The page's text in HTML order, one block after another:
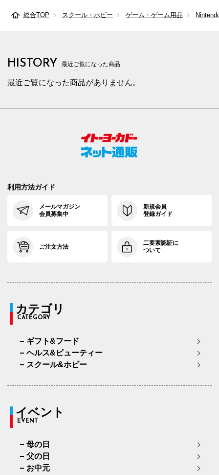
総合TOP スクール・ホビー ゲーム・ゲーム用品
HISTORY 最近ご覧になった商品
最近ご覧になった商品がありません。
利用方法ガイド
メールマガジン
会員募集中
新規会員
登録ガイド
ご注文方法
二要素認証に
ついて
カテゴリ
CATEGORY
ギフト&フード
ヘルス&ビューティー
スクール&ホビー
イベント
EVENT
母の日
父の日
お中元